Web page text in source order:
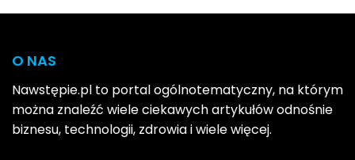
O NAS
Nawstępie.pl to portal ogólnotematyczny, na którym
można znaleźć wiele ciekawych artykułów odnośnie
biznesu, technologii, zdrowia i wiele więcej.